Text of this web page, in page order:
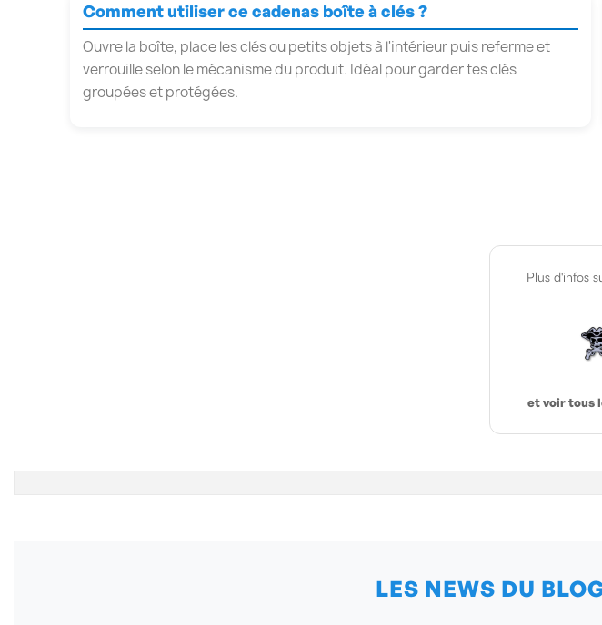
Comment utiliser ce cadenas boîte à clés ?
Ouvre la boîte, place les clés ou petits objets à l'intérieur puis referme et
verrouille selon le mécanisme du produit. Idéal pour garder tes clés
groupées et protégées.
Plus d'infos
et voir tous
LES NEWS DU